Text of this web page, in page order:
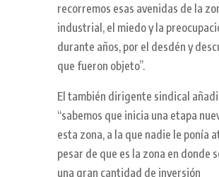
recorremos esas avenidas de la
industrial, el miedo y la
durante años, por el desdén y
que fueron objeto”.
El también dirigente sindical
“sabemos que inicia una etapa
esta zona, a la que nadie le ponía
pesar de que es la zona en donde
una gran cantidad de inversión